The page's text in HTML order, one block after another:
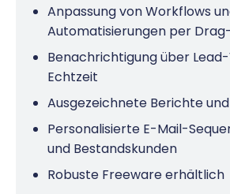
Anpassung von Workflows
Automatisierungen per
Benachrichtigung über
Echtzeit
Ausgezeichnete Berichte
Personalisierte E-Mail-
und Bestandskunden
Robuste Freeware erhältlich